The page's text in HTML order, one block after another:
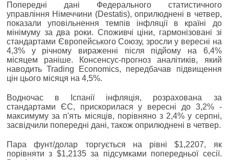
Попередні дані Федерального статистичного
управління Німеччини (Destatis), оприлюднені в четвер,
показали уповільнення темпів інфляції в країні до
мінімуму за два роки. Споживчі ціни, гармонізовані зі
стандартами Європейського Союзу, зросли у вересні на
4,3% у річному вираженні після підйому на 6,4%
місяцем раніше. Консенсус-прогноз аналітиків, який
наводить Trading Economics, передбачав підвищення
цін цього місяця на 4,5%.
Водночас в Іспанії інфляція, розрахована за
стандартами ЄС, прискорилася у вересні до 3,2% -
максимуму за п'ять місяців, порівняно з 2,4% у серпні,
засвідчили попередні дані, також оприлюднені в четвер.
Пара фунт/долар торгується на рівні $1,2207, як
порівняти з $1,2135 за підсумками попередньої сесії.